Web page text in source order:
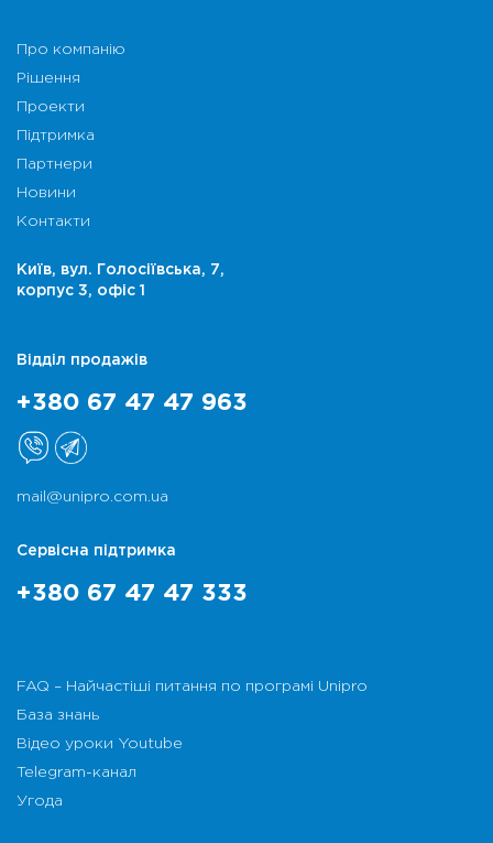
Про компанію
Рішення
Проекти
Підтримка
Партнери
Новини
Контакти
Київ, вул. Голосіївська, 7,
корпус 3, офіс 1
Відділ продажів
+380 67 47 47 963
mail@unipro.com.ua
Сервісна підтримка
+380 67 47 47 333
FAQ – Найчастіші питання по програмі Unipro
База знань
Відео уроки Youtube
Telegram-канал
Угода